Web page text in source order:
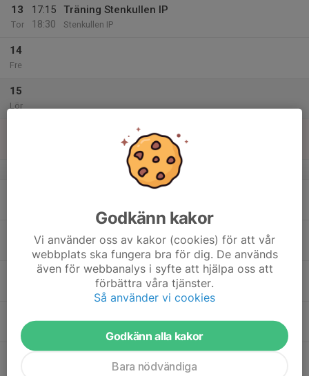
13
Tor
17:15
18:30
Träning Stenkullen IP
Stenkullen IP
14
Fre
15
Lör
v.34
17:15
18:30
Träning Stenkullens IP
Stenkullen IP
Tor
Godkänn kakor
Vi använder oss av kakor (cookies) för att vår
webbplats ska fungera bra för dig. De används
även för webbanalys i syfte att hjälpa oss att
förbättra våra tjänster.
Så använder vi cookies
Godkänn alla kakor
Bara nödvändiga